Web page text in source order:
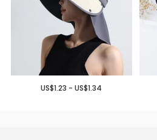
US$1.23 - US$1.34